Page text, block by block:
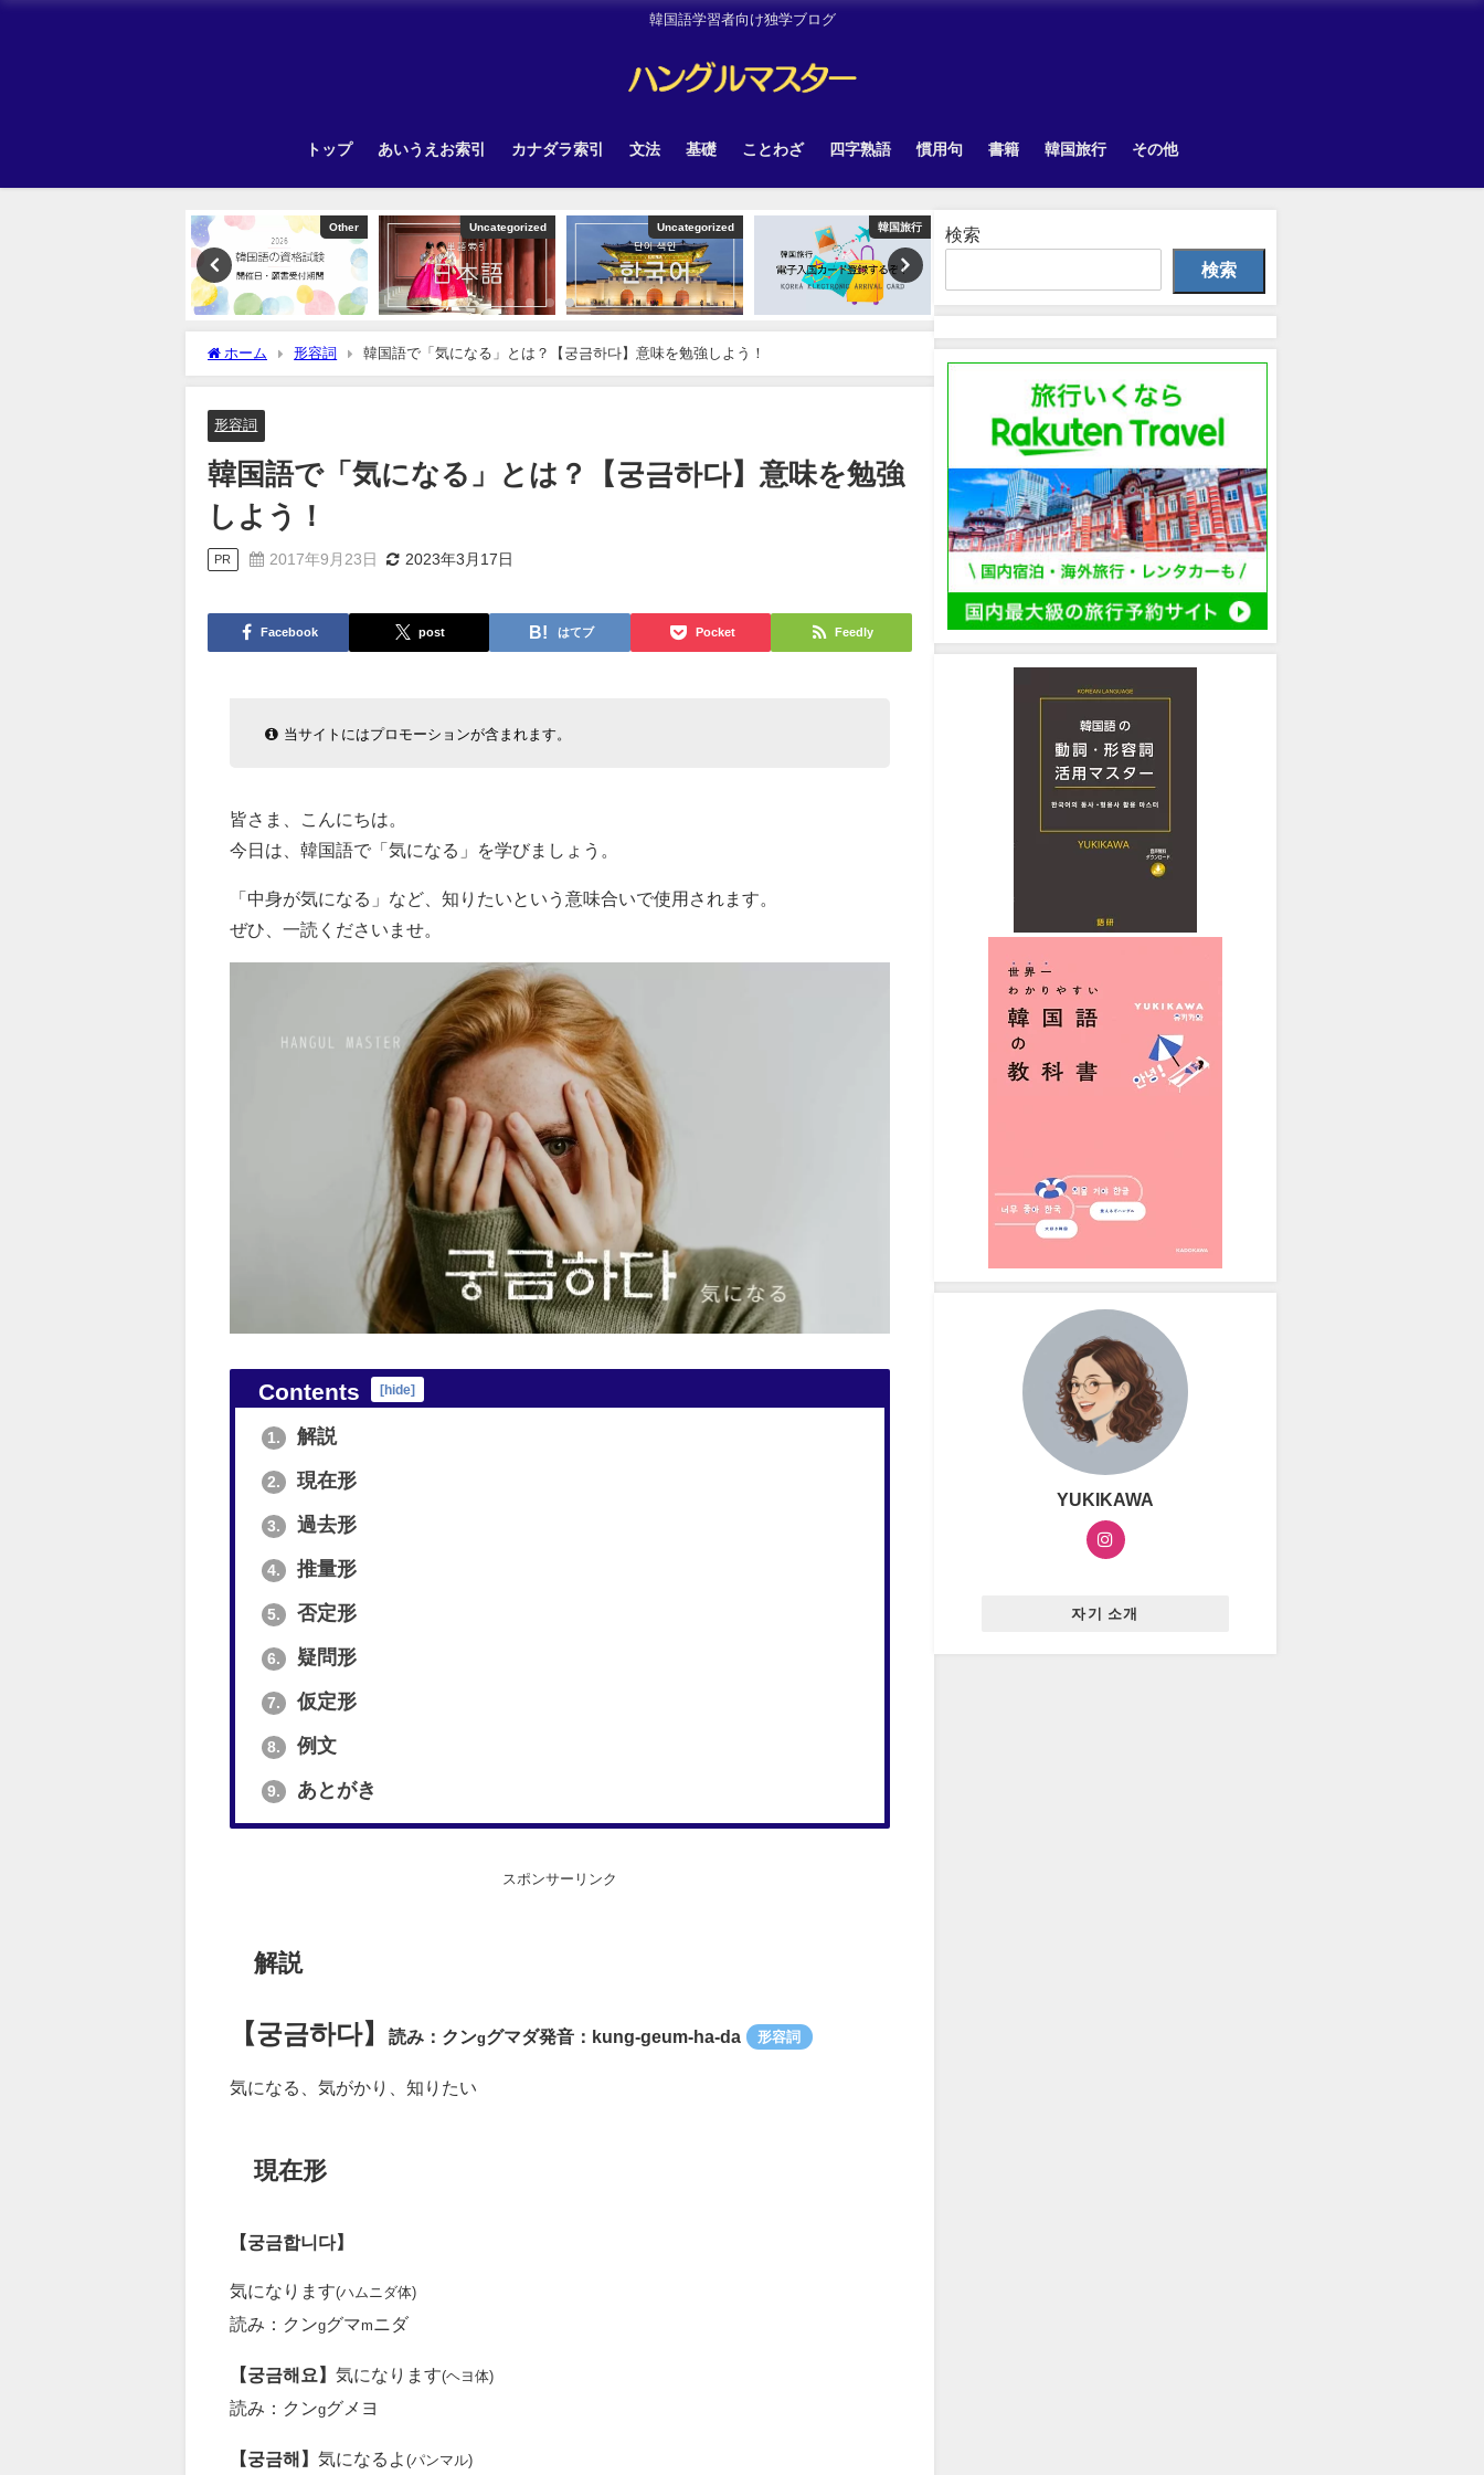
韓国語学習者向け独学ブログ
トップ あいうえお索引 カナダラ索引 文法 基礎 ことわざ 四字熟語 慣用句 書籍 韓国旅行 その他
Other Uncategorized Uncategorized 韓国旅行
ホーム 形容詞 韓国語で「気になる」とは？【궁금하다】意味を勉強しよう！
形容詞
韓国語で「気になる」とは？【궁금하다】意味を勉強
しよう！
PR 2017年9月23日 2023年3月17日
Facebook post はてブ Pocket Feedly
当サイトにはプロモーションが含まれます。
皆さま、こんにちは。
今日は、韓国語で「気になる」を学びましょう。
「中身が気になる」など、知りたいという意味合いで使用されます。
ぜひ、一読くださいませ。
Contents [hide]
1. 解説
2. 現在形
3. 過去形
4. 推量形
5. 否定形
6. 疑問形
7. 仮定形
8. 例文
9. あとがき
スポンサーリンク
解説
【궁금하다】 読み：クンgグマダ発音：kung-geum-ha-da 形容詞
気になる、気がかり、知りたい
現在形
【궁금합니다】
気になります(ハムニダ体)
読み：クンgグマm ニダ
【궁금해요】 気になります(ヘヨ体)
読み：クンgグメヨ
【궁금해】 気になるよ (パンマル)
検索
検索
YUKIKAWA
자기 소개